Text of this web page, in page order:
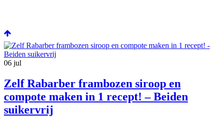
06 jul
Zelf Rabarber frambozen siroop en
compote maken in 1 recept! – Beiden
suikervrij